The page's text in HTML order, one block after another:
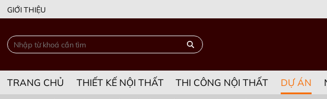
GIỚI THIỆU
TRANG CHỦ THIẾT KẾ NỘI THẤT THI CÔNG NỘI THẤT DỰ ÁN